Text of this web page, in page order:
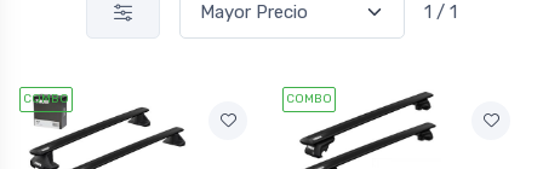
1 / 1
COMBO COMBO